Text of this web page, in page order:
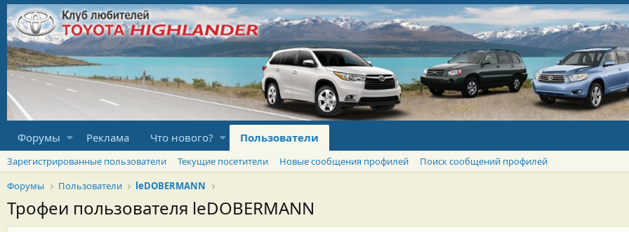
Форумы Реклама Что нового? Пользователи
Зарегистрированные пользователи Текущие посетители Новые сообщения профилей
Поиск сообщений профилей
Форумы
Пользователи leDOBERMANN
Трофеи пользователя leDOBERMANN